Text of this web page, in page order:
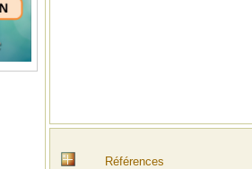
Références